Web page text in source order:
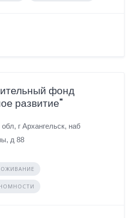
фонд
развитие"
г Архангельск, наб
д 88